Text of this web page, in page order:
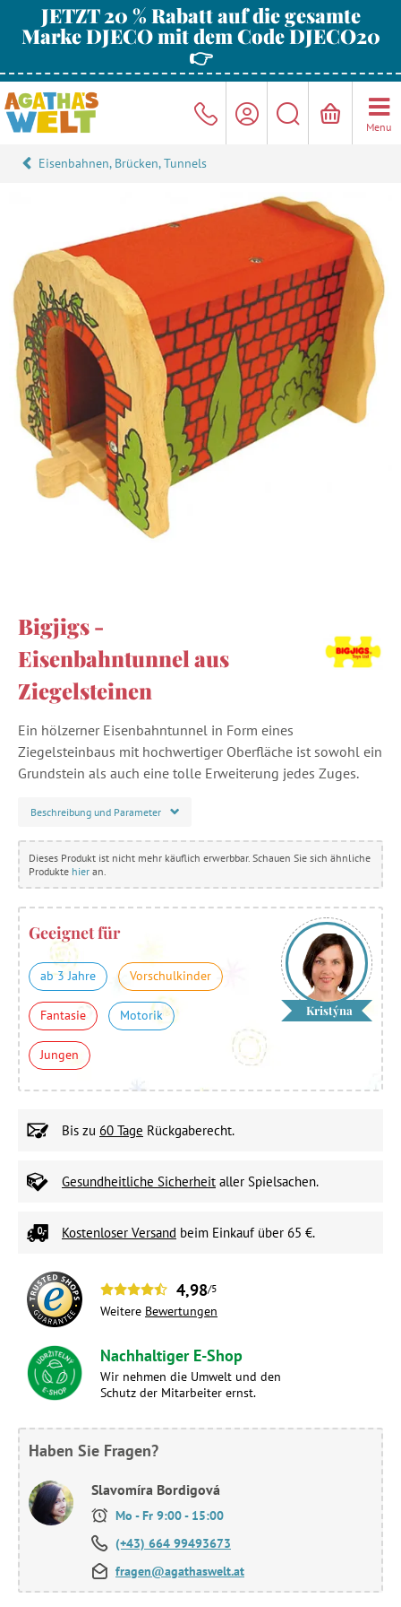
JETZT 20 % Rabatt auf die gesamte
Marke DJECO mit dem Code DJECO20
👉
Menu
Eisenbahnen, Brücken, Tunnels
Bigjigs -
Eisenbahntunnel aus
Ziegelsteinen
Ein hölzerner Eisenbahntunnel in Form eines
Ziegelsteinbaus mit hochwertiger Oberfläche ist sowohl ein
Grundstein als auch eine tolle Erweiterung jedes Zuges.
Beschreibung und Parameter
Dieses Produkt ist nicht mehr käuflich erwerbbar. Schauen Sie sich ähnliche
Produkte hier an.
Geeignet für
ab 3 Jahre Vorschulkinder
Fantasie Motorik
Jungen
Kristýna
Bis zu 60 Tage Rückgaberecht.
Gesundheitliche Sicherheit aller Spielsachen.
Kostenloser Versand beim Einkauf über 65 €.
4,98/5
Weitere Bewertungen
Nachhaltiger E-Shop
Wir nehmen die Umwelt und den
Schutz der Mitarbeiter ernst.
Haben Sie Fragen?
Slavomíra Bordigová
Mo - Fr 9:00 - 15:00
(+43) 664 99493673
fragen@agathaswelt.at